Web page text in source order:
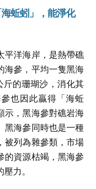
蚯蚓」，能淨化
平洋海岸，是熱帶礁
海參，平均一隻黑海
的珊瑚沙，消化其
也因此贏得「海蚯
示，黑海參對礁岩海
黑海參同時也是一種
被列為雜參類，市場
的資源枯竭，黑海參
力。